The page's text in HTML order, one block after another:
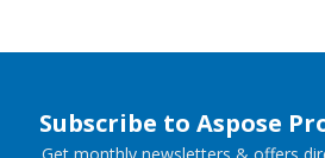
Subscribe to Aspose